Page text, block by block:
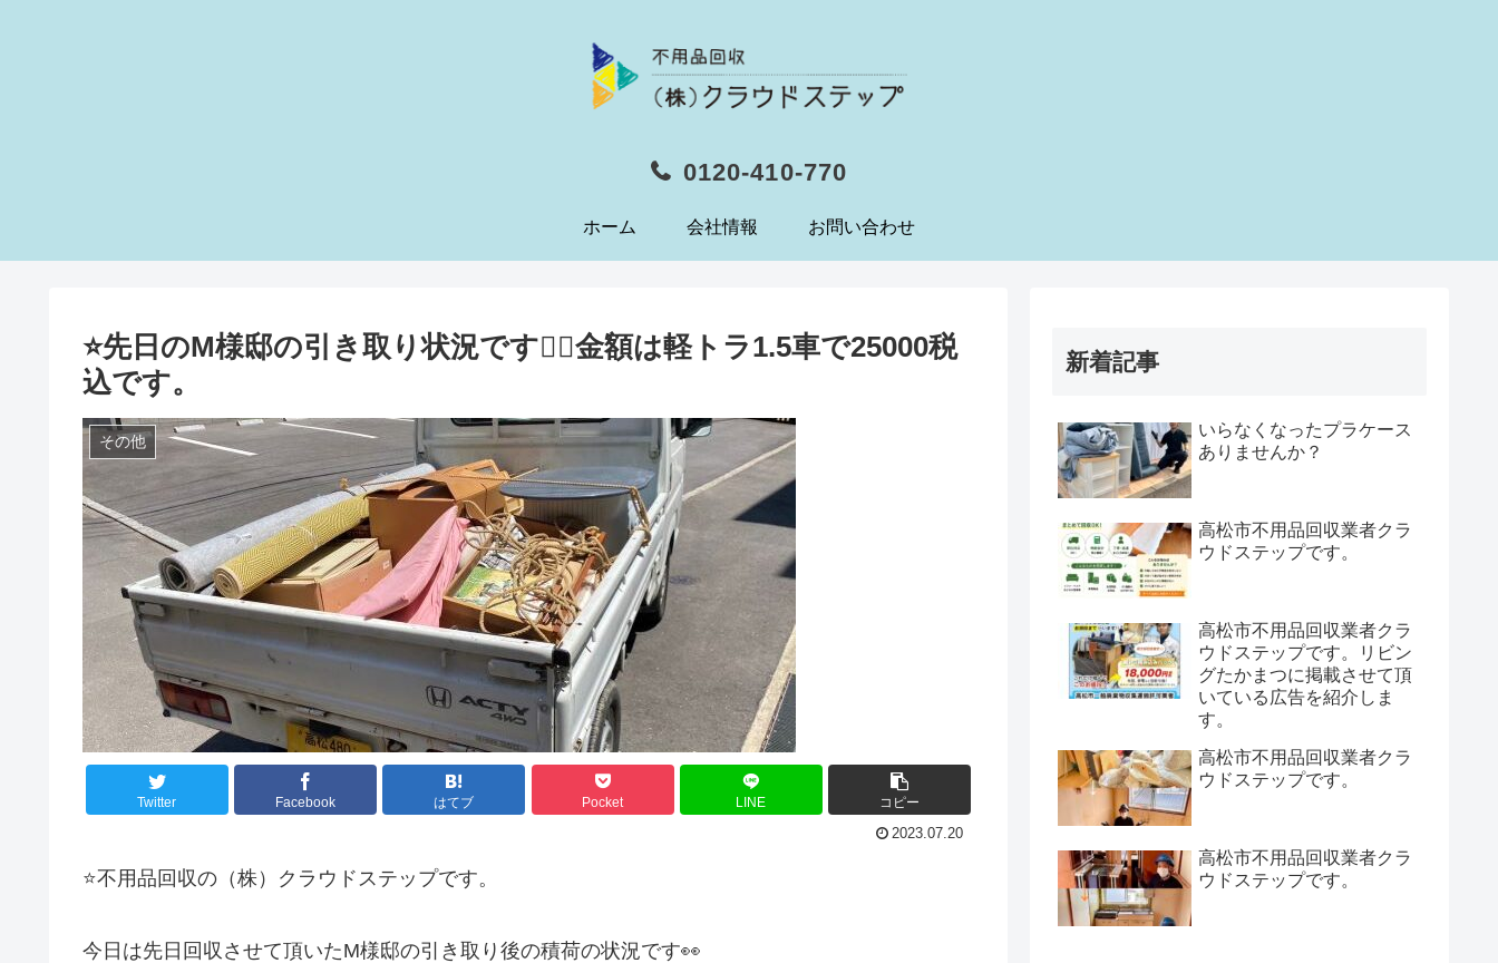
0120-410-770
ホーム 会社情報 お問い合わせ
⭐️先日のM様邸の引き取り状況です🙇‍♀️金額は軽トラ1.5車で25000税
込です。
その他
Twitter Facebook はてブ Pocket LINE コピー
2023.07.20
⭐️不用品回収の（株）クラウドステップです。
今日は先日回収させて頂いたM様邸の引き取り後の積荷の状況です👀
新着記事
いらなくなったプラケース
ありませんか？
高松市不用品回収業者クラ
ウドステップです。
高松市不用品回収業者クラ
ウドステップです。リビン
グたかまつに掲載させて頂
いている広告を紹介しま
す。
高松市不用品回収業者クラ
ウドステップです。
高松市不用品回収業者クラ
ウドステップです。